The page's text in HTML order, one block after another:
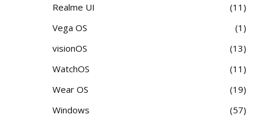
Realme UI
11
Vega OS
1
visionOS
13
WatchOS
11
Wear OS
19
Windows
57